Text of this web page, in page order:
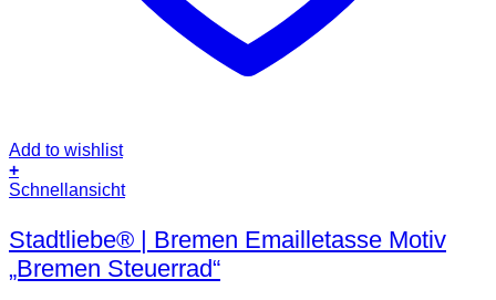
Add to wishlist
+
Dieses
weist
mehrere
Varianten
Schnellansicht
Stadtliebe® | Bremen Emailletasse Motiv
„Bremen Steuerrad“